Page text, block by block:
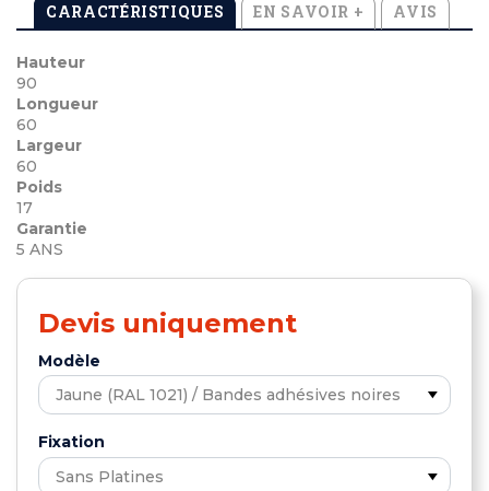
CARACTÉRISTIQUES EN SAVOIR + AVIS
Hauteur
90
Longueur
60
Largeur
60
Poids
17
Garantie
5 ANS
Devis uniquement
Modèle
Fixation